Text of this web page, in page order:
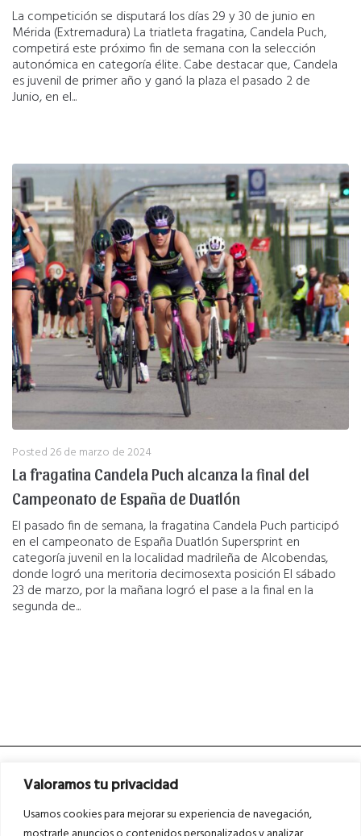
Valoramos tu privacidad
Usamos cookies para mejorar su experiencia de navegación,
La competición se disputará los días 29 y 30 de junio en
Mérida (Extremadura) La triatleta fragatina, Candela Puch,
competirá este próximo fin de semana con la selección
autonómica en categoría élite. Cabe destacar que, Candela
es juvenil de primer año y ganó la plaza el pasado 2 de
Junio, en el...
Posted26 de marzo de 2024
La fragatina Candela Puch alcanza la final del
Campeonato de España de Duatlón
El pasado fin de semana, la fragatina Candela Puch participó
en el campeonato de España Duatlón Supersprint en
categoría juvenil en la localidad madrileña de Alcobendas,
donde logró una meritoria decimosexta posición El sábado
23 de marzo, por la mañana logró el pase a la final en la
segunda de...